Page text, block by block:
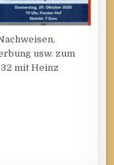
usw. zum
mit Heinz